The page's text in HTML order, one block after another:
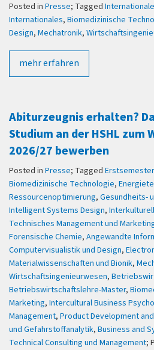
Posted in Presse; Tagged
Internationales, Biomedizinische
Design, Mechatronik,
mehr erfahren
Abiturzeugnis erhalten?
Studium an der HSHL zum
2026/27 bewerben
Posted in Presse; Tagged Erstsemester
Biomedizinische Technologie,
Ressourcenoptimierung, Gesundheits-
Intelligent Systems Design,
Technisches Management und
Forensische Chemie, Angewandte
Computervisualistik und Design,
Materialwissenschaften und Bionik,
Wirtschaftsingenieurwesen,
Betriebswirtschaftslehre-Master,
Marketing, Intercultural Business
Management, Product Development
und Gefahrstoffanalytik, Business and
Technical Consulting und Management;